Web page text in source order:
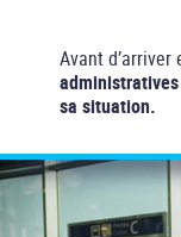
Avant
sa situation.